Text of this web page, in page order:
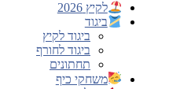
לקיץ 2026
ביגוד
ביגוד לקיץ
ביגוד לחורף
תחתונים
משחקי כיף